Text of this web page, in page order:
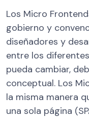
Los Micro
gobierno y
diseñadores y
entre los
pueda cambiar,
conceptual. Los
la misma manera
una sola página